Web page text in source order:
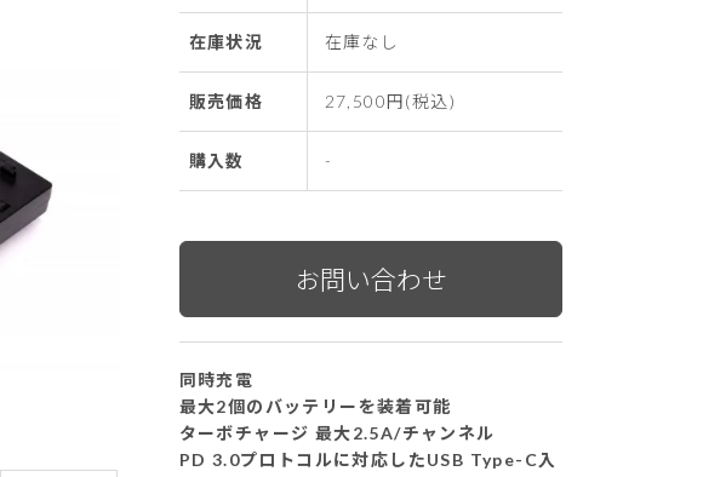
在庫状況 在庫なし
販売価格 27,500円(税込)
購入数 -
同時充電
最大2個のバッテリーを装着可能
ターボチャージ 最大2.5A/チャンネル
PD 3.0プロトコルに対応したUSB Type-C入